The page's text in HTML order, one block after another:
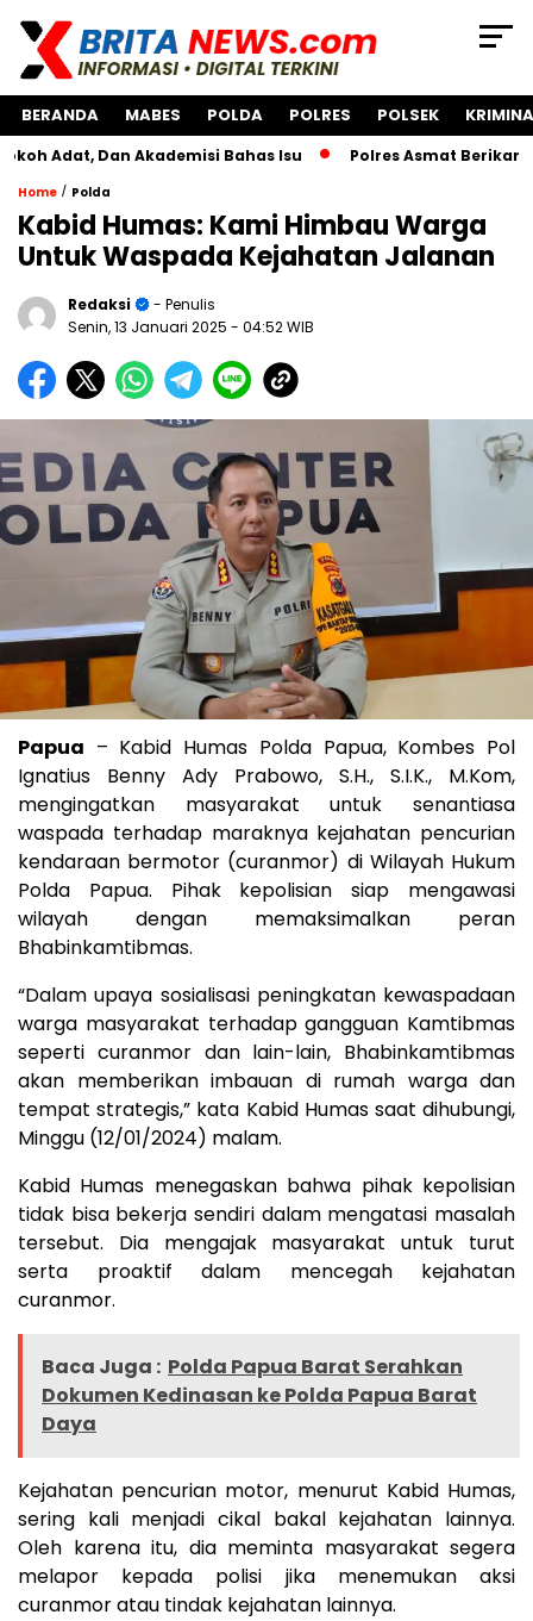
BERANDA MABES POLDA POLRES POLSEK
Dan Akademisi Bahas Isu Polres Asmat Berikan Bantuan
Home / Polda
Kabid Humas: Kami Himbau Warga
Untuk Waspada Kejahatan Jalanan
Redaksi
- Penulis
Senin, 13 Januari 2025 - 04:52 WIB
Papua – Kabid Humas Polda Papua, Kombes Pol
Ignatius Benny Ady Prabowo, S.H., S.I.K., M.Kom,
mengingatkan masyarakat untuk senantiasa
waspada terhadap maraknya kejahatan pencurian
kendaraan bermotor (curanmor) di Wilayah Hukum
Polda Papua. Pihak kepolisian siap mengawasi
wilayah dengan memaksimalkan peran
Bhabinkamtibmas.
“Dalam upaya sosialisasi peningkatan kewaspadaan
warga masyarakat terhadap gangguan Kamtibmas
seperti curanmor dan lain-lain, Bhabinkamtibmas
akan memberikan imbauan di rumah warga dan
tempat strategis,” kata Kabid Humas saat dihubungi,
Minggu (12/01/2024) malam.
Kabid Humas menegaskan bahwa pihak kepolisian
tidak bisa bekerja sendiri dalam mengatasi masalah
tersebut. Dia mengajak masyarakat untuk turut
serta proaktif dalam mencegah kejahatan
curanmor.
Baca Juga : Polda Papua Barat Serahkan
Dokumen Kedinasan ke Polda Papua Barat
Daya
Kejahatan pencurian motor, menurut Kabid Humas,
sering kali menjadi cikal bakal kejahatan lainnya.
Oleh karena itu, dia meminta masyarakat segera
melapor kepada polisi jika menemukan aksi
curanmor atau tindak kejahatan lainnya.